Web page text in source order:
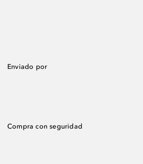
Enviado por
Compra con seguridad